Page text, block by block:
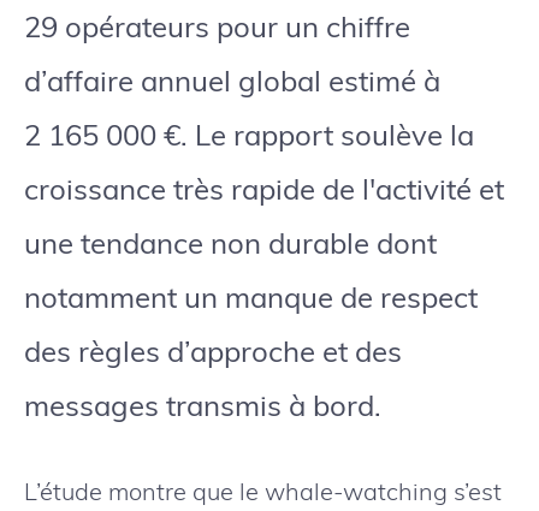
29 opérateurs pour un chiffre
d’affaire annuel global estimé à
2 165 000 €. Le rapport soulève la
croissance très rapide de l'activité et
une tendance non durable dont
notamment un manque de respect
des règles d’approche et des
messages transmis à bord.
L’étude montre que le whale-watching s’est